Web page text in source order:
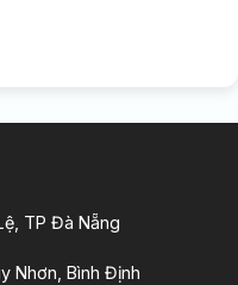
TP Đà Nẵng
Nhơn, Bình Định